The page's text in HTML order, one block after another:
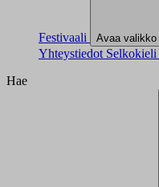
Festivaali Avaa valikko
Yhteystiedot Selkokieli
Hae